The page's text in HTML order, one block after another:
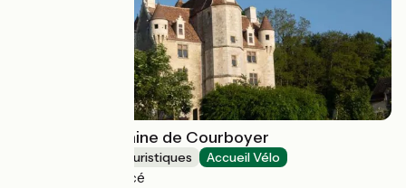
Manoir et Domaine de Courboyer
Musées et sites touristiques Accueil Vélo
Perche en Nocé